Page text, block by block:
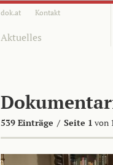
dok.at Kontakt
Aktuelles
539 Einträge / Seite 1 von